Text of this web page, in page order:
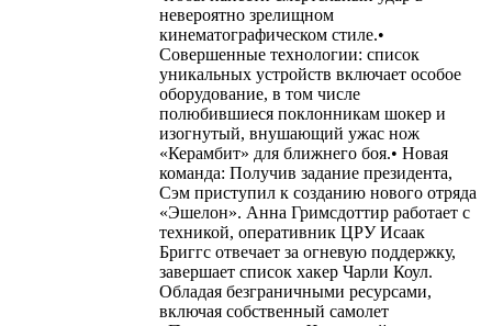
невероятно зрелищном
кинематографическом стиле.•
Совершенные технологии: список
уникальных устройств включает особое
оборудование, в том числе
полюбившиеся поклонникам шокер и
изогнутый, внушающий ужас нож
«Керамбит» для ближнего боя.• Новая
команда: Получив задание президента,
Сэм приступил к созданию нового отряда
«Эшелон». Анна Гримсдоттир работает с
техникой, оперативник ЦРУ Исаак
Бриггс отвечает за огневую поддержку,
завершает список хакер Чарли Коул.
Обладая безграничными ресурсами,
включая собственный самолет